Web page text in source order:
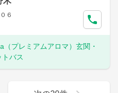
６
プレミアムアロマ）玄関・
バス